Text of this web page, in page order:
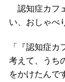
認知症カフ
い、おしゃべ
「『認知症
考えて、うち
をかけたんで